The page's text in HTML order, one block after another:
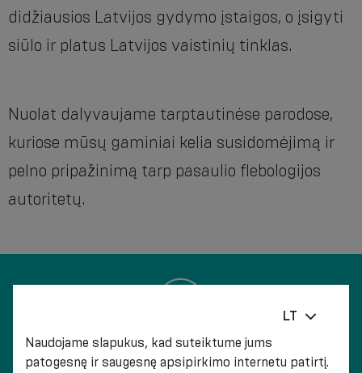
didžiausios Latvijos gydymo įstaigos, o įsigyti
siūlo ir platus Latvijos vaistinių tinklas.
Nuolat dalyvaujame tarptautinėse parodose,
kuriose mūsų gaminiai kelia susidomėjimą ir
pelno pripažinimą tarp pasaulio flebologijos
autoritetų.
KLIENTŲ APTARNAVIMAS
LT
Naudojame slapukus, kad suteiktume jums
patogesnę ir saugesnę apsipirkimo internetu patirtį.